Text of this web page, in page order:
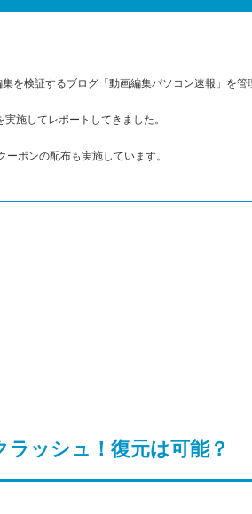
を検証するブログ「動画編集パソコン速報」を管
施してレポートしてきました。
ポンの配布も実施しています。
ッシュ！復元は可能？